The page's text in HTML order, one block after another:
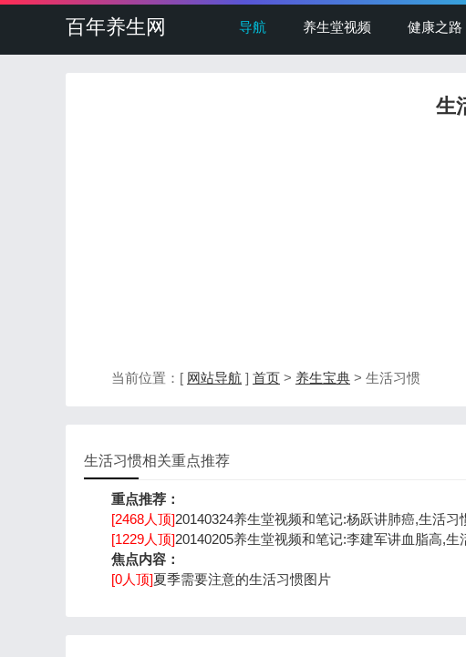
百年养生网 导航 养生堂视频 健康之路
生
当前位置：[ 网站导航 ] 首页 > 养生宝典 > 生活习惯
生活习惯相关重点推荐
重点推荐：
[2468人顶]20140324养生堂视频和笔记:杨跃讲肺癌,生活习
[1229人顶]20140205养生堂视频和笔记:李建军讲血脂高,生
焦点内容：
[0人顶]夏季需要注意的生活习惯图片